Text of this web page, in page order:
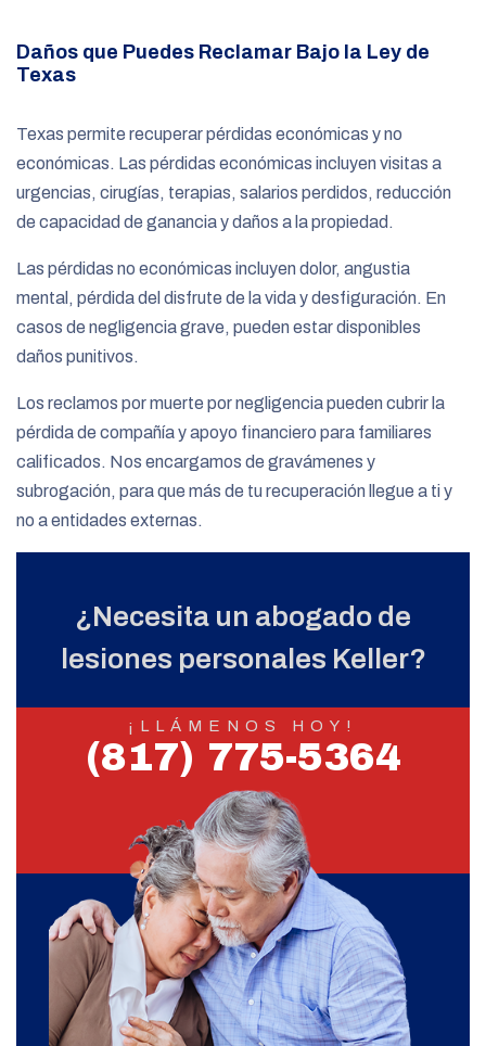
Daños que Puedes Reclamar Bajo la Ley de
Texas
Texas permite recuperar pérdidas económicas y no
económicas. Las pérdidas económicas incluyen visitas a
urgencias, cirugías, terapias, salarios perdidos, reducción
de capacidad de ganancia y daños a la propiedad.
Las pérdidas no económicas incluyen dolor, angustia
mental, pérdida del disfrute de la vida y desfiguración. En
casos de negligencia grave, pueden estar disponibles
daños punitivos.
Los reclamos por muerte por negligencia pueden cubrir la
pérdida de compañía y apoyo financiero para familiares
calificados. Nos encargamos de gravámenes y
subrogación, para que más de tu recuperación llegue a ti y
no a entidades externas.
¿Necesita un abogado de
lesiones personales Keller?
¡LLÁMENOS HOY!
(817) 775-5364